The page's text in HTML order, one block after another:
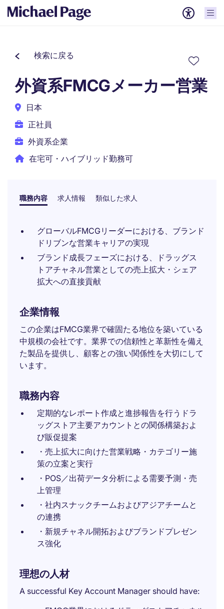
検索に戻る
外資系FMCGメーカー営業
日本
正社員
外資系企業
在宅可・ハイブリッド勤務可
職務内容 求人情報 類似した求人
グローバルFMCGリーダーにおける、ブランド
ドリブンな営業キャリアの実現
ブランド成長フェーズにおける、ドラッグス
トアチャネル営業としての売上拡大・シェア
拡大への直接貢献
企業情報
この企業はFMCG業界で確固たる地位を築いている
中規模の会社です。業界での信頼性と革新性を備え
た製品を提供し、顧客との強い関係性を大切にして
います。
職務内容
定期的なレポート作成と進捗報告を行うドラ
ッグストア主要アカウントとの関係構築およ
び販促提案
・売上拡大に向けた営業戦略・カテゴリー施
策の立案と実行
・POS／出荷データ分析による需要予測・売
上管理
・社内スナックチームおよびアジアチームと
の連携
・新規チャネル開拓およびブランドプレゼン
ス強化
理想の人材
A successful Key Account Manager should have: